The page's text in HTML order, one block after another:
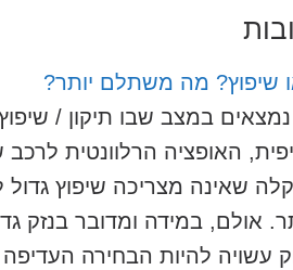
שיפוץ? מה משתלם יותר?
במצב שבו תיקון /
האופציה הרלוונטית
שאינה מצריכה שיפוץ גדול
אולם, במידה ומדובר בנזק
עשויה להיות הבחירה העדיפה